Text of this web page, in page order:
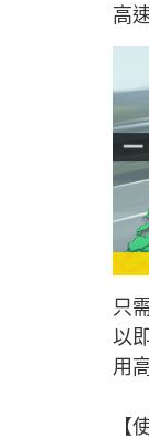
高
只
以
用
【